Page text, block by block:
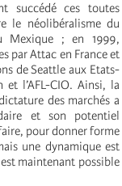
succédé ces toutes
le néolibéralisme du
Mexique ; en 1999,
par Attac en France et
de Seattle aux Etats-
l’AFL-CIO. Ainsi, la
des marchés a
et son potentiel
pour donner forme
une dynamique est
maintenant possible